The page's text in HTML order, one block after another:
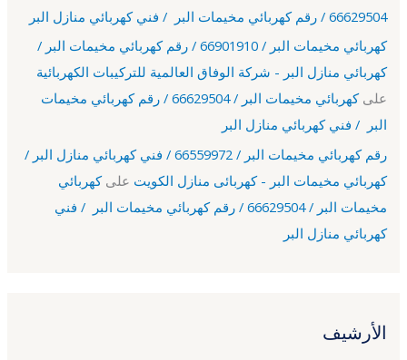
66629504 / رقم كهربائي مخيمات البر / فني كهربائي منازل البر
كهربائي مخيمات البر / 66901910 / رقم كهربائي مخيمات البر /
كهربائي منازل البر - شركة الوفاق العالمية للتركيبات الكهربائية
على
كهربائي مخيمات البر / 66629504 / رقم كهربائي مخيمات
البر / فني كهربائي منازل البر
رقم كهربائي مخيمات البر / 66559972 / فني كهربائي منازل البر /
كهربائي مخيمات البر - كهربائى منازل الكويت علىكهربائي
مخيمات البر / 66629504 / رقم كهربائي مخيمات البر / فني
كهربائي منازل البر
الأرشيف